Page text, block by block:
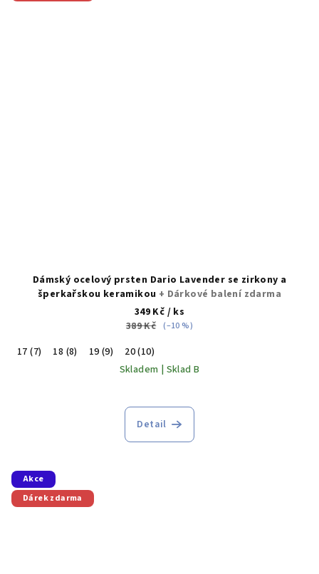
Dámský ocelový prsten Dario Lavender se zirkony a
šperkařskou keramikou + Dárkové balení zdarma
349 Kč / ks
389 Kč (–10 %)
17 (7) 18 (8) 19 (9)
20 (10)
Skladem | Sklad B
Detail
Akce
Dárek zdarma